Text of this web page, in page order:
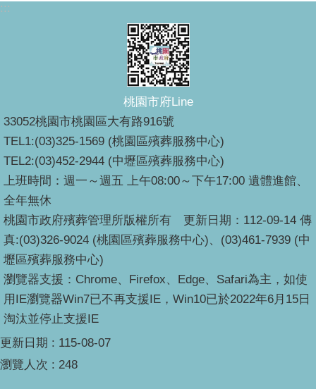
:::
桃園市府Line
33052桃園市桃園區大有路916號
TEL1:(03)325-1569 (桃園區殯葬服務中心)
TEL2:(03)452-2944 (中壢區殯葬服務中心)
上班時間：週一～週五 上午08:00～下午17:00 遺體進館、
全年無休
桃園市政府殯葬管理所版權所有 更新日期：112-09-14 傳
真:(03)326-9024 (桃園區殯葬服務中心)、(03)461-7939 (中
壢區殯葬服務中心)
瀏覽器支援：Chrome、Firefox、Edge、Safari為主，如使
用IE瀏覽器Win7已不再支援IE，Win10已於2022年6月15日
淘汰並停止支援IE
更新日期
115-08-07
瀏覽人次
248